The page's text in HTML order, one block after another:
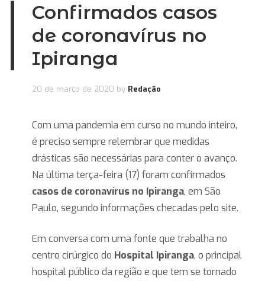
Confirmados casos
de coronavírus no
Ipiranga
20 de março de 2020 by Redação
Com uma pandemia em curso no mundo inteiro,
é preciso sempre relembrar que medidas
drásticas são necessárias para conter o avanço.
Na última terça-feira (17) foram confirmados
casos de coronavírus no Ipiranga, em São
Paulo, segundo informações checadas pelo site.
Em conversa com uma fonte que trabalha no
centro cirúrgico do Hospital Ipiranga, o principal
hospital público da região e que tem se tornado